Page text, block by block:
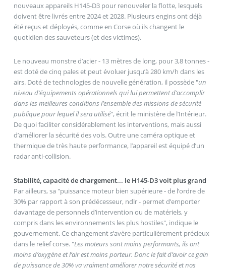
nouveaux appareils H145-D3 pour renouveler la flotte, lesquels
doivent être livrés entre 2024 et 2028. Plusieurs engins ont déjà
été reçus et déployés, comme en Corse où ils changent le
quotidien des sauveteurs (et des victimes).
Le nouveau monstre d’acier - 13 mètres de long, pour 3,8 tonnes -
est doté de cinq pales et peut évoluer jusqu’à 280 km/h dans les
airs. Doté de technologies de nouvelle génération, il possède "un
niveau d’équipements opérationnels qui lui permettent d’accomplir
dans les meilleures conditions l’ensemble des missions de sécurité
publique pour lequel il sera utilisé", écrit le ministère de l’Intérieur.
De quoi faciliter considérablement les interventions, mais aussi
d’améliorer la sécurité des vols. Outre une caméra optique et
thermique de très haute performance, l’appareil est équipé d’un
radar anti-collision.
Stabilité, capacité de chargement... le H145-D3 voit plus grand
Par ailleurs, sa "puissance moteur bien supérieure - de l’ordre de
30% par rapport à son prédécesseur, ndlr - permet d’emporter
davantage de personnels d’intervention ou de matériels, y
compris dans les environnements les plus hostiles", indique le
gouvernement. Ce changement s’avère particulièrement précieux
dans le relief corse. "Les moteurs sont moins performants, ils ont
moins d’oxygène et l’air est moins porteur. Donc le fait d’avoir ce gain
de puissance de 30% va vraiment améliorer notre sécurité et nos